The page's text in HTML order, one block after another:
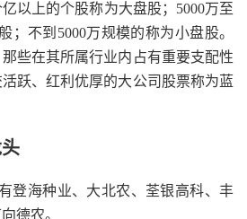
以上的个股称为大盘股；5000万至
；不到5000万规模的称为小盘股。
些在其所属行业内占有重要支配性
跃、红利优厚的大公司股票称为蓝
登海种业、大北农、荃银高科、丰
德农。